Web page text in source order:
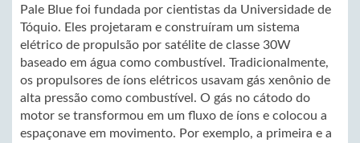
Pale Blue foi fundada por cientistas da Universidade de
Tóquio. Eles projetaram e construíram um sistema
elétrico de propulsão por satélite de classe 30W
baseado em água como combustível. Tradicionalmente,
os propulsores de íons elétricos usavam gás xenônio de
alta pressão como combustível. O gás no cátodo do
motor se transformou em um fluxo de íons e colocou a
espaçonave em movimento. Por exemplo, a primeira e a